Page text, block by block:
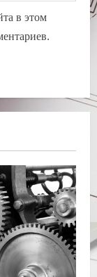
в этом